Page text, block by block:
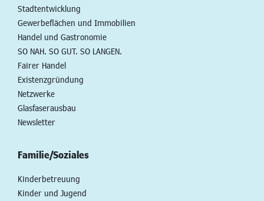
Stadtentwicklung
Gewerbeflächen und Immobilien
Handel und Gastronomie
SO NAH. SO GUT. SO LANGEN.
Fairer Handel
Existenzgründung
Netzwerke
Glasfaserausbau
Newsletter
Familie/Soziales
Kinderbetreuung
Kinder und Jugend